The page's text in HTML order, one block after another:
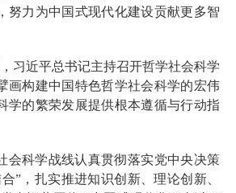
努力为中国式现代化建设贡献更多智
习近平总书记主持召开哲学社会科学
画构建中国特色哲学社会科学的宏伟
学的繁荣发展提供根本遵循与行动指
会科学战线认真贯彻落实党中央决策
”，扎实推进知识创新、理论创新、